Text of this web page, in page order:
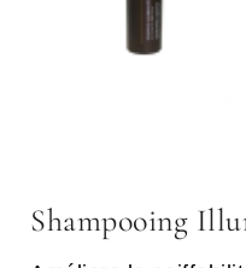
Shampooing